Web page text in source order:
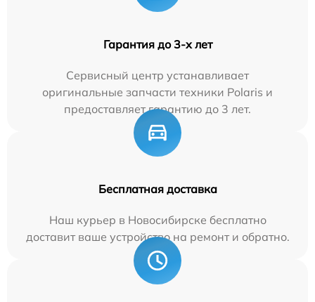
Гарантия до 3-х лет
Сервисный центр устанавливает
оригинальные запчасти техники Polaris и
предоставляет гарантию до 3 лет.
Бесплатная доставка
Наш курьер в Новосибирске бесплатно
доставит ваше устройство на ремонт и обратно.